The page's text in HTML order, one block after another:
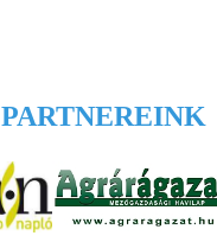
PARTNEREINK